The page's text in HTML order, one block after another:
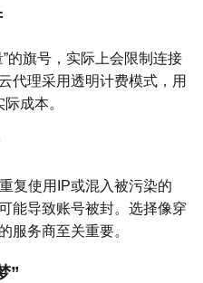
的旗号，实际上会限制连接
代理采用透明计费模式，用
成本。
复使用IP或混入被污染的
能导致账号被封。选择像穿
服务商至关重要。
”